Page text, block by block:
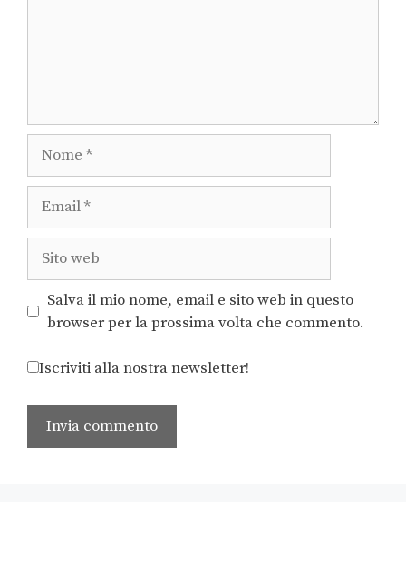
Salva il mio nome, email e sito web in questo
browser per la prossima volta che commento.
Iscriviti alla nostra newsletter!